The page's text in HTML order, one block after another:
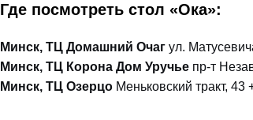
Где посмотреть стол «Ока»:
Минск, ТЦ Домашний Очаг ул.
Минск, ТЦ Корона Дом Уручье пр-т
Минск, ТЦ Озерцо Меньковский тракт,